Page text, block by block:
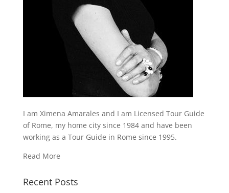
I am Ximena Amarales and I am Licensed Tour Guide
of Rome, my home city since 1984 and have been
working as a Tour Guide in Rome since 1995.
Read More
Recent Posts